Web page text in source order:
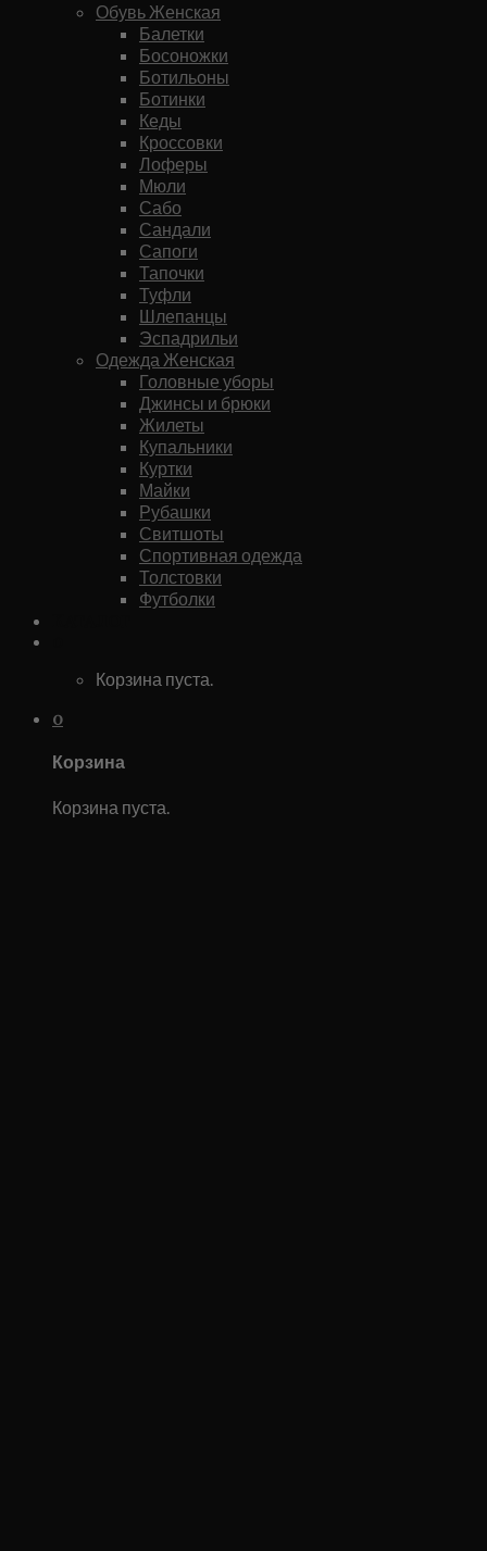
Обувь Женская
Балетки
Босоножки
Ботильоны
Ботинки
Кеды
Кроссовки
Лоферы
Мюли
Сабо
Сандали
Сапоги
Тапочки
Туфли
Шлепанцы
Эспадрильи
Одежда Женская
Головные уборы
Джинсы и брюки
Жилеты
Купальники
Куртки
Майки
Рубашки
Свитшоты
Спортивная одежда
Толстовки
Футболки
Корзина пуста.
0
Корзина
Корзина пуста.